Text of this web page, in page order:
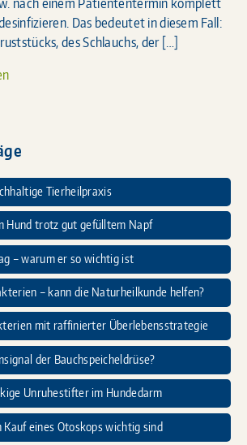
Das bedeutet in diesem Fall:
des Schlauchs, der […]
Tierheilpraxis
Hund trotz gut gefülltem Napf
– warum er so wichtig ist
– kann die Naturheilkunde helfen?
mit raffinierter Überlebensstrategie
der Bauchspeicheldrüse?
Unruhestifter im Hundedarm
Kauf eines Otoskops wichtig sind